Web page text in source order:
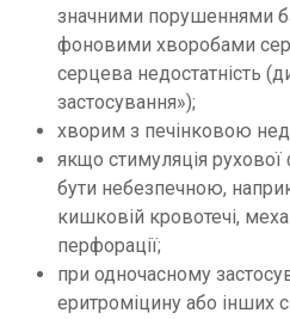
значними порушеннями
фоновими хворобами
серцева недостатність
застосування»);
хворим з печінковою
якщо стимуляція
бути небезпечною,
кишковій кровотечі,
перфорації;
при одночасному
еритроміцину або інших